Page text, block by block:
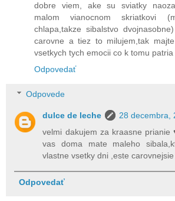
dobre viem, ake su sviatky
malom vianocnom skriatkovi
chlapa,takze sibalstvo
carovne a tiez to milujem,tak
vsetkych tych emocii co k tomu patria
Odpovedať
Odpovede
dulce de leche
28 decembra,
velmi dakujem za kraasne
vas doma mate maleho
vlastne vsetky dni ,este carovnejsie
Odpovedať